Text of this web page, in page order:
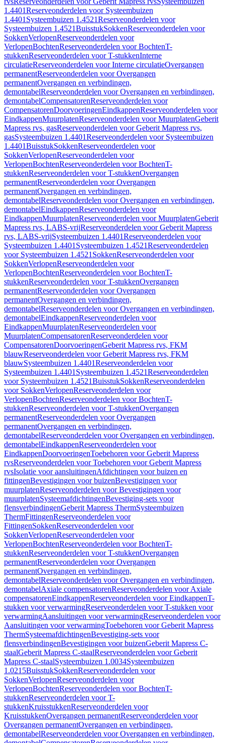
1.4401Reserveonderdelen voor Systeembuizen
1.4401 Systeembuizen 1.4521Reserveonderdelen voor
Systeembuizen 1.4521BuisstukSokkenReserveonderdelen voor
SokkenVerlopenReserveonderdelen voor
VerlopenBochtenReserveonderdelen voor BochtenT-
stukkenReserveonderdelen voor T-stukkenInterne
circulatieReserveonderdelen voor Interne circulatieOvergangen
permanentReserveonderdelen voor Overgangen
permanentOvergangen en verbindingen,
demontabelReserveonderdelen voor Overgangen en verbindingen,
demontabelCompensatorenReserveonderdelen voor
CompensatorenDoorvoeringenEindkappenReserveonderdelen voor
EindkappenMuurplatenReserveonderdelen voor MuurplatenGeberit
Mapress rvs, gasReserveonderdelen voor Geberit Mapress rvs,
gasSysteembuizen 1.4401Reserveonderdelen voor Systeembuizen
1.4401BuisstukSokkenReserveonderdelen voor
SokkenVerlopenReserveonderdelen voor
VerlopenBochtenReserveonderdelen voor BochtenT-
stukkenReserveonderdelen voor T-stukkenOvergangen
permanentReserveonderdelen voor Overgangen
permanentOvergangen en verbindingen,
demontabelReserveonderdelen voor Overgangen en verbindingen,
demontabelEindkappenReserveonderdelen voor
EindkappenMuurplatenReserveonderdelen voor MuurplatenGeberit
Mapress rvs, LABS-vrijReserveonderdelen voor Geberit Mapress
rvs, LABS-vrijSysteembuizen 1.4401Reserveonderdelen voor
Systeembuizen 1.4401 Systeembuizen 1.4521Reserveonderdelen
voor Systeembuizen 1.4521 SokkenReserveonderdelen voor
SokkenVerlopenReserveonderdelen voor
VerlopenBochtenReserveonderdelen voor BochtenT-
stukkenReserveonderdelen voor T-stukkenOvergangen
permanentReserveonderdelen voor Overgangen
permanentOvergangen en verbindingen,
demontabelReserveonderdelen voor Overgangen en verbindingen,
demontabelEindkappenReserveonderdelen voor
EindkappenMuurplatenReserveonderdelen voor
MuurplatenCompensatorenReserveonderdelen voor
CompensatorenDoorvoeringenGeberit Mapress rvs, FKM
blauwReserveonderdelen voor Geberit Mapress rvs, FKM
blauwSysteembuizen 1.4401Reserveonderdelen voor
Systeembuizen 1.4401 Systeembuizen 1.4521Reserveonderdelen
voor Systeembuizen 1.4521BuisstukSokkenReserveonderdelen
voor SokkenVerlopenReserveonderdelen voor
VerlopenBochtenReserveonderdelen voor BochtenT-
stukkenReserveonderdelen voor T-stukkenOvergangen
permanentReserveonderdelen voor Overgangen
permanentOvergangen en verbindingen,
demontabelReserveonderdelen voor Overgangen en verbindingen,
demontabelEindkappenReserveonderdelen voor
EindkappenDoorvoeringenToebehoren voor Geberit Mapress
rvsReserveonderdelen voor Toebehoren voor Geberit Mapress
rvsIsolatie voor aansluitingenAfdichtingen voor buizen en
fittingenBevestigingen voor buizenBevestigingen voor
muurplatenReserveonderdelen voor Bevestigingen voor
muurplatenSysteemafdichtingenBevestiging-sets voor
flensverbindingenGeberit Mapress ThermSysteembuizen
ThermFittingenReserveonderdelen voor
FittingenSokkenReserveonderdelen voor
SokkenVerlopenReserveonderdelen voor
VerlopenBochtenReserveonderdelen voor BochtenT-
stukkenReserveonderdelen voor T-stukkenOvergangen
permanentReserveonderdelen voor Overgangen
permanentOvergangen en verbindingen,
demontabelReserveonderdelen voor Overgangen en verbindingen,
demontabelAxiale compensatorenReserveonderdelen voor Axiale
compensatorenEindkappenReserveonderdelen voor EindkappenT-
stukken voor verwarmingReserveonderdelen voor T-stukken voor
verwarmingAansluitingen voor verwarmingReserveonderdelen voor
Aansluitingen voor verwarmingToebehoren voor Geberit Mapress
ThermSysteemafdichtingenBevestiging-sets voor
flensverbindingenBevestigingen voor buizenGeberit Mapress C-
staalGeberit Mapress C-staalReserveonderdelen voor Geberit
Mapress C-staalSysteembuizen 1.0034Systeembuizen
1.0215BuisstukSokkenReserveonderdelen voor
SokkenVerlopenReserveonderdelen voor
VerlopenBochtenReserveonderdelen voor BochtenT-
stukkenReserveonderdelen voor T-
stukkenKruisstukkenReserveonderdelen voor
KruisstukkenOvergangen permanentReserveonderdelen voor
Overgangen permanentOvergangen en verbindingen,
demontabelReserveonderdelen voor Overgangen en verbindingen,